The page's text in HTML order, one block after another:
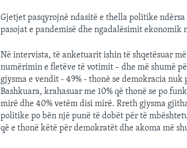
Gjetjet pasqyrojnë ndasitë e thella politike
pasojat e pandemisë dhe ngadalësimit
Në intervista, të anketuarit ishin të shqetësuar
numërimin e fletëve të votimit – dhe më shumë
gjysma e vendit - 49% - thonë se demokracia
Bashkuara, krahasuar me 10% që thonë se po
mirë dhe 40% vetëm disi mirë. Rreth gjysma
politike po bën një punë të dobët për të
që e thonë këtë për demokratët dhe akoma më